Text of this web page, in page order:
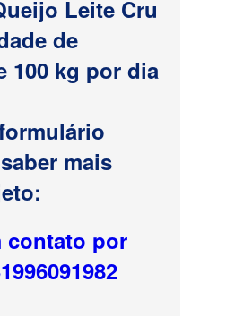
Leite Cru
de
100 kg por dia
mais
contato por